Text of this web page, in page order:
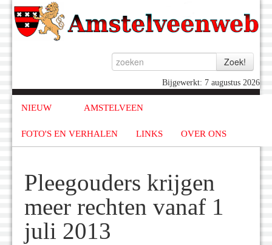
Bijgewerkt: 7 augustus 2026
NIEUW AMSTELVEEN
FOTO'S EN VERHALEN LINKS OVER ONS
Pleegouders krijgen
meer rechten vanaf 1
juli 2013